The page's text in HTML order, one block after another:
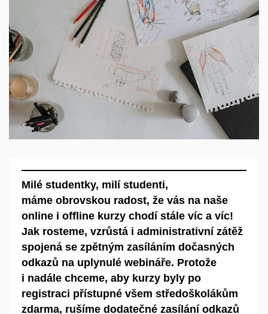
Milé studentky, milí studenti,
máme obrovskou radost, že vás na naše
online i offline kurzy chodí stále víc a víc!
Jak rosteme, vzrůstá i administrativní zátěž
spojená se zpětným zasíláním dočasných
odkazů na uplynulé webináře. Protože
i nadále chceme, aby kurzy byly po
registraci přístupné všem středoškolákům
zdarma, rušíme dodatečné zasílání odkazů